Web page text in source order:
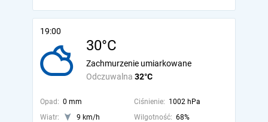
19:00
30°C
Odczuwalna 32°C
Zachmurzenie umiarkowane
Opad: 0 mm Ciśnienie: 1002 hPa
Wiatr:
9 km/h Wilgotność: 68%